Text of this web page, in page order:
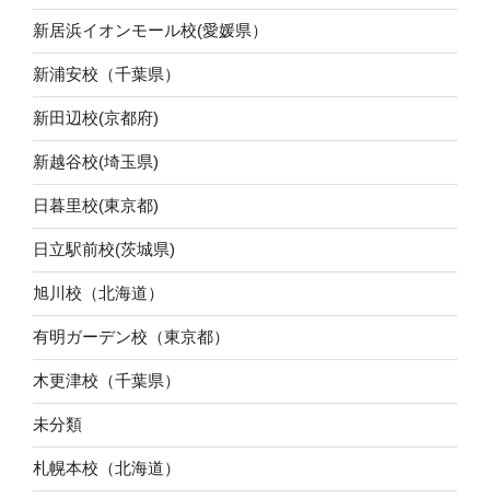
新居浜イオンモール校(愛媛県）
新浦安校（千葉県）
新田辺校(京都府)
新越谷校(埼玉県)
日暮里校(東京都)
日立駅前校(茨城県)
旭川校（北海道）
有明ガーデン校（東京都）
木更津校（千葉県）
未分類
札幌本校（北海道）